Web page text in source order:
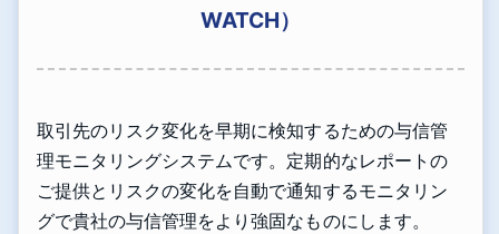
WATCH）
取引先のリスク変化を早期に検知するための与信管
理モニタリングシステムです。定期的なレポートの
ご提供とリスクの変化を自動で通知するモニタリン
グで貴社の与信管理をより強固なものにします。